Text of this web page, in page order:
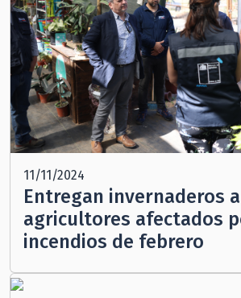
11/11/2024
Entregan invernaderos a
agricultores afectados
incendios de febrero